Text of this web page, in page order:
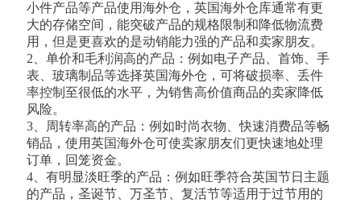
小件产品等产品使用海外仓，英国海外仓库通常有更
大的存储空间，能突破产品的规格限制和降低物流费
用，但是更喜欢的是动销能力强的产品和卖家朋友。
2、单价和毛利润高的产品：例如电子产品、首饰、手
表、玻璃制品等选择英国海外仓，可将破损率、丢件
率控制至很低的水平，为销售高价值商品的卖家降低
风险。
3、周转率高的产品：例如时尚衣物、快速消费品等畅
销品，使用英国海外仓可使卖家朋友们更快速地处理
订单，回笼资金。
4、有明显淡旺季的产品：例如旺季符合英国节日主题
的产品，圣诞节、万圣节、复活节等适用于过节用的